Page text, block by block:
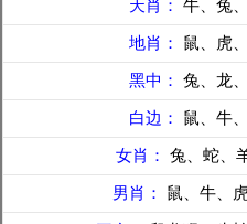
天肖： 牛、兔
地肖： 鼠、虎
黑中： 兔、龙
白边： 鼠、牛
女肖： 兔、蛇、
男肖： 鼠、牛、